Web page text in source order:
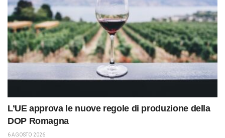
L’UE approva le nuove regole di produzione della
DOP Romagna
6 AGOSTO 2026